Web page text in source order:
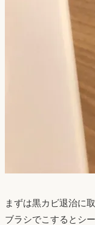
まずは黒カビ退治に
ブラシでこするとシ